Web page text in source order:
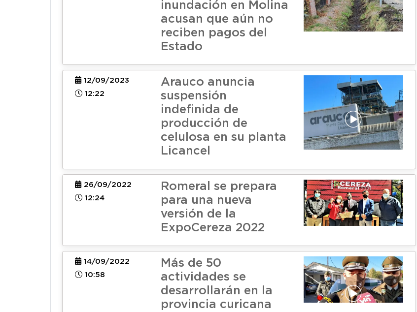
inundación en Molina
acusan que aún no
reciben pagos del
Estado
12/09/2023
12:22
Arauco anuncia
suspensión
indefinida de
producción de
celulosa en su planta
Licancel
26/09/2022
12:24
Romeral se prepara
para una nueva
versión de la
ExpoCereza 2022
14/09/2022
10:58
Más de 50
actividades se
desarrollarán en la
provincia curicana